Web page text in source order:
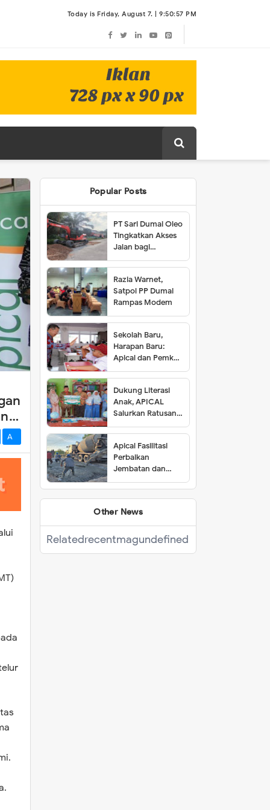
Today is Friday, August 7. | 9:50:57 PM
A-
Popular Posts
PT Sari Dumai Oleo
Tingkatkan Akses
Jalan bagi
Masyarakat Lubuk
Gaung
Razia Warnet,
Satpol PP Dumai
Rampas Modem
Sekolah Baru,
Harapan Baru:
Apical dan Pemkot
Dumai Resmikan
SDN 001 Lubuk
Gaung
Dukung Literasi
Anak, APICAL
Salurkan Ratusan
Buku ke Tiga SD di
Dumai
Apical Fasilitasi
Perbaikan
Jembatan dan
Jalan di Kelurahan
Lubuk Gaung
Other News
Relatedrecentmagundefined